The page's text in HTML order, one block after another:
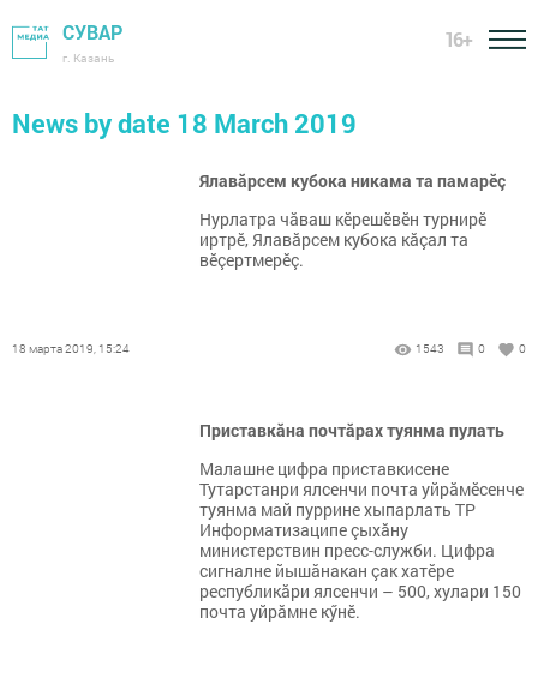
СУВАР
г. Казань
16+
News by date 18 March 2019
Ялавăрсем кубока никама та памарӗç
Нурлатра чăваш кӗрешӗвӗн турнирӗ
иртрӗ, Ялавăрсем кубока кăçал та
вӗçертмерӗç.
18 марта 2019, 15:24 1543 0 0
Приставкăна почтăрах туянма пулать
Малашне цифра приставкисене
Тутарстанри ялсенчи почта уйрăмӗсенче
туянма май пуррине хыпарлать ТР
Информатизаципе çыхăну
министерствин пресс-служби. Цифра
сигналне йышăнакан çак хатӗре
республикăри ялсенчи – 500, хулари 150
почта уйрăмне кӳнӗ.